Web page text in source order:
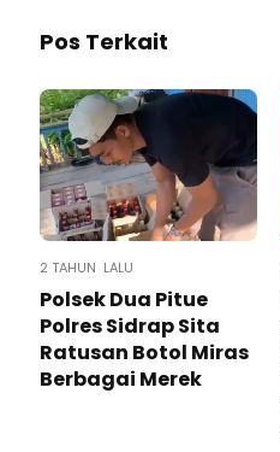
Pos Terkait
2 TAHUN LALU
Polsek Dua Pitue
Polres Sidrap Sita
Ratusan Botol Miras
Berbagai Merek